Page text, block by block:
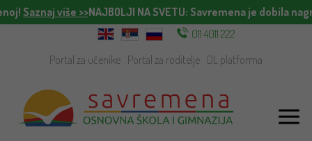
Saznaj više >>NAJBOLJI NA SVETU: Savremena je dobila
011 4011 222
Portal za učenike Portal za roditelje DL platforma